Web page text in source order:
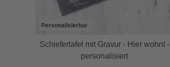
Personalisierbar
Schiefertafel mit Gravur - Hier wohnt -
personalisiert